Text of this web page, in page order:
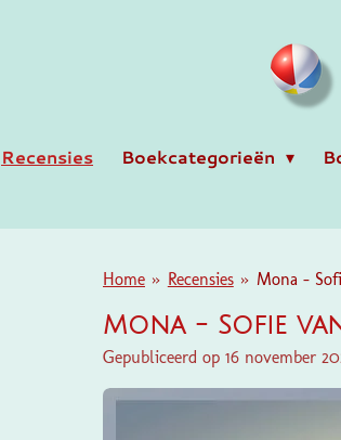
Recensies Boekcategorieën
Home » Recensies » Mona -
Mona - Sofie
Gepubliceerd op 16 november